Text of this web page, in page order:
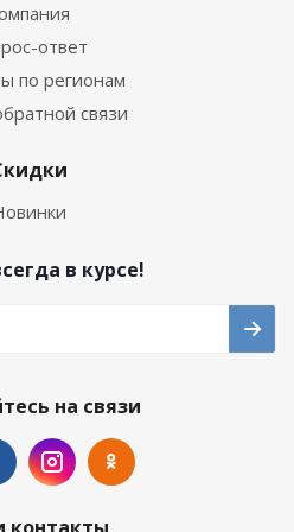
ответ
по регионам
связи
в курсе!
на связи